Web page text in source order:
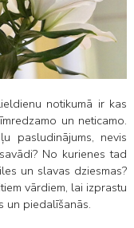
notikumā ir kas
un neticamo.
pasludinājums, nevis
No kurienes tad
un slavas dziesmas?
vārdiem, lai izprastu
un piedalīšanās.